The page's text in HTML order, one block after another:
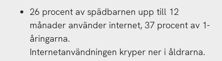
26 procent av spädbarnen upp till 12
månader använder internet, 37 procent av 1-
åringarna.
Internetanvändningen kryper ner i åldrarna.